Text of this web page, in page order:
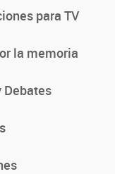
para TV
la memoria
Debates